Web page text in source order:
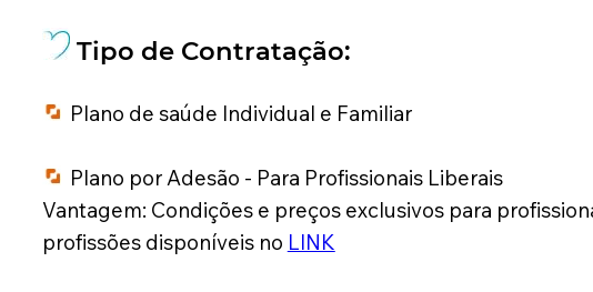
Tipo de Contratação:
Plano de saúde Individual e Familiar
Plano por Adesão - Para Profissionais Liberais
Vantagem: Condições e preços exclusivos para
profissões disponíveis no LINK